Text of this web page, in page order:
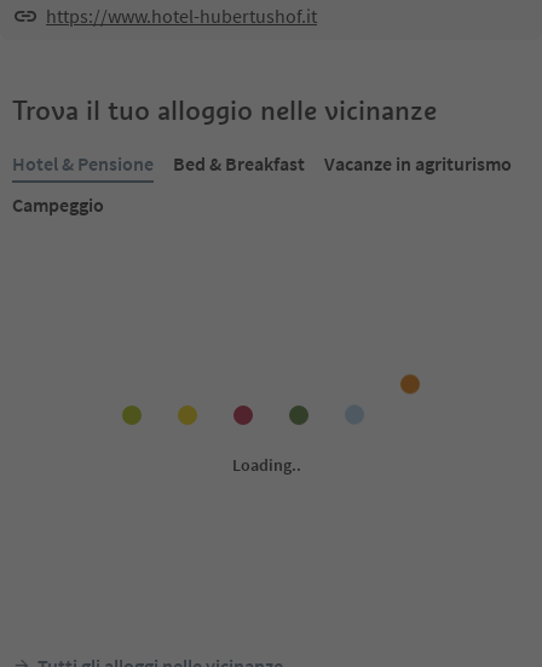
https://www.hotel-hubertushof.it
Trova il tuo alloggio nelle vicinanze
Hotel & Pensione Bed & Breakfast
Vacanze in agriturismo
Campeggio